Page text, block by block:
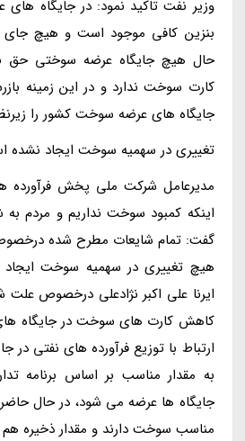
وزیر نفت تاکید نمود: در جایگاه
بنزین کافی موجود است و هیچ جای
حال هیچ جایگاه عرضه سوختی حق
کارت سوخت ندارد و در این زمینه
جایگاه های عرضه سوخت کشور را
تغییری در سهمیه سوخت ایجاد نشده
مدیرعامل شرکت ملی پخش فرآورده
اینکه کمبود سوخت نداریم و مردم به
گفت: تمام شایعات مطرح شده
هیچ تغییری در سهمیه سوخت
ایرنا علی اکبر نژادعلی درخصوص
کاهش کارت های سوخت در جایگاه
ارتباط با توزیع فرآورده های نفتی
به مقدار مناسب بر اساس برنامه
جایگاه ها عرضه می شود، در حال
مناسب سوخت دارند و مقدار ذخیره